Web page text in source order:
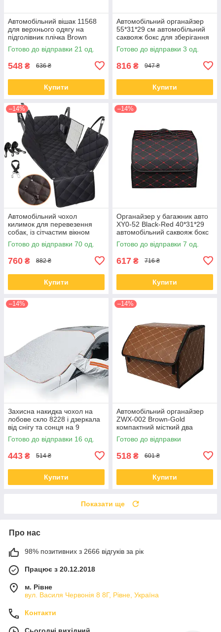
Автомобільний вішак 11568
для верхнього одягу на
підголівник плічка Brown
Готово до відправки 21 од.
548 ₴ 636 ₴
Купити
Автомобільний органайзер
55*31*29 см автомобільний
саквояж бокс для зберігання
2 відділи XY0-52 Black-Gold
Готово до відправки 3 од.
816 ₴ 947 ₴
Купити
–14%
Автомобільний чохол
килимок для перевезення
собак, із сітчастим вікном
Готово до відправки 70 од.
760 ₴ 882 ₴
Купити
–14%
Органайзер у багажник авто
XY0-52 Black-Red 40*31*29
автомобільний саквояж бокс
для зберігання 2 відділ
Готово до відправки 7 од.
617 ₴ 716 ₴
Купити
–14%
Захисна накидка чохол на
лобове скло 8228 і дзеркала
від снігу та сонця на 9
магнітах
Готово до відправки 16 од.
443 ₴ 514 ₴
Купити
–14%
Автомобільний органайзер
ZWX-002 Brown-Gold
компактний місткий два
відділи для зберігання на
липучці з
Готово до відправки
518 ₴ 601 ₴
Купити
Показати ще
Про нас
98% позитивних з 2666 відгуків за рік
Працює з 20.12.2018
м. Рівне
вул. Василя Червонія 8 8Г, Рівне, Україна
Контакти